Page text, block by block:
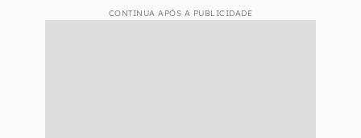
CONTINUA APÓS A PUBLICIDADE